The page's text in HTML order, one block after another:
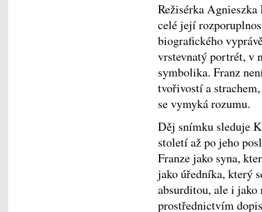
Režisérka
celé její
biografického
vrstevnatý portrét, v
symbolika. Franz
tvořivostí a
se vymyká rozumu.
Děj snímku sleduje
století až po jeho
Franze jako syna,
jako úředníka, který
absurditou, ale i jako
prostřednictvím